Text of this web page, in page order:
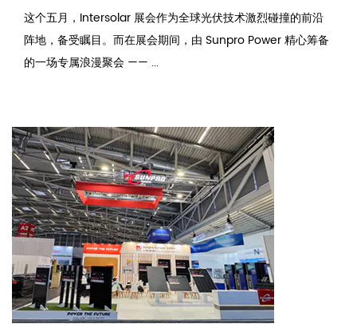
这个五月，Intersolar 展会作为全球光伏技术激烈碰撞的前沿
阵地，备受瞩目。而在展会期间，由 Sunpro Power 精心筹备
的一场专属浪漫聚会 —— ...